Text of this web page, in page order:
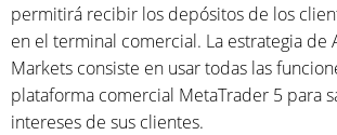
permitirá recibir los depósitos de los
en el terminal comercial. La estrategia de
Markets consiste en usar todas las
plataforma comercial MetaTrader 5 para
intereses de sus clientes.